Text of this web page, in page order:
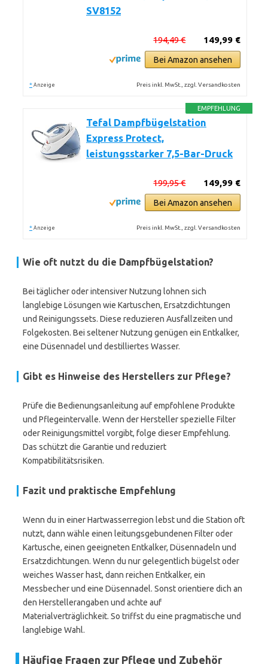
SV8152
149,99 €
194,49 €
Bei Amazon ansehen
* Anzeige Preis inkl. MwSt., zzgl. Versandkosten
EMPFEHLUNG
Tefal Dampfbügelstation
Express Protect,
leistungsstarker 7,5-Bar-Druck
149,99 €
199,95 €
Bei Amazon ansehen
* Anzeige Preis inkl. MwSt., zzgl. Versandkosten
Wie oft nutzt du die Dampfbügelstation?
Bei täglicher oder intensiver Nutzung lohnen sich
langlebige Lösungen wie Kartuschen, Ersatzdichtungen
und Reinigungssets. Diese reduzieren Ausfallzeiten und
Folgekosten. Bei seltener Nutzung genügen ein Entkalker,
eine Düsennadel und destilliertes Wasser.
Gibt es Hinweise des Herstellers zur Pflege?
Prüfe die Bedienungsanleitung auf empfohlene Produkte
und Pflegeintervalle. Wenn der Hersteller spezielle Filter
oder Reinigungsmittel vorgibt, folge dieser Empfehlung.
Das schützt die Garantie und reduziert
Kompatibilitätsrisiken.
Fazit und praktische Empfehlung
Wenn du in einer Hartwasserregion lebst und die Station oft
nutzt, dann wähle einen leitungsgebundenen Filter oder
Kartusche, einen geeigneten Entkalker, Düsennadeln und
Ersatzdichtungen. Wenn du nur gelegentlich bügelst oder
weiches Wasser hast, dann reichen Entkalker, ein
Messbecher und eine Düsennadel. Sonst orientiere dich an
den Herstellerangaben und achte auf
Materialverträglichkeit. So triffst du eine pragmatische und
langlebige Wahl.
Häufige Fragen zur Pflege und Zubehör